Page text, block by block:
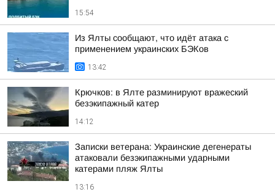
15:54
Из Ялты сообщают, что идёт атака с
применением украинских БЭКов
13:42
Крючков: в Ялте разминируют вражеский
безэкипажный катер
14:12
Записки ветерана: Украинские дегенераты
атаковали безэкипажными ударными
катерами пляж Ялты
13:16